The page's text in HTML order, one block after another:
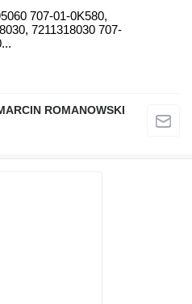
707-01-0K580,
7211318030 707-
ROMANOWSKI